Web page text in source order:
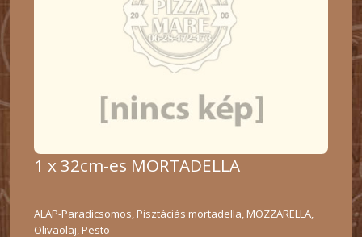
1 x 32cm-es MORTADELLA
ALAP-Paradicsomos, Pisztáciás mortadella, MOZZARELLA,
Olivaolaj, Pesto